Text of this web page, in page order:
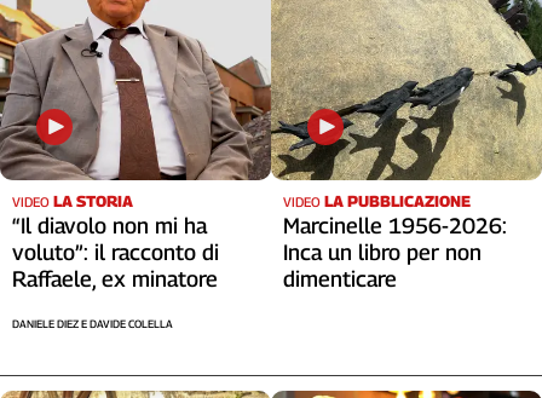
VIDEO LA STORIA
“Il diavolo non mi ha
voluto”: il racconto di
Raffaele, ex minatore
DANIELE DIEZ E DAVIDE COLELLA
VIDEO LA PUBBLICAZIONE
Marcinelle 1956-2026:
Inca un libro per non
dimenticare